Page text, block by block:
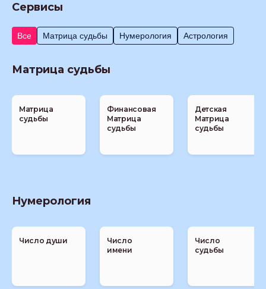
Сервисы
Все Матрица судьбы Нумерология Астрология
Матрица судьбы
Матрица
судьбы
Финансовая
Матрица
судьбы
Детская
Матрица
судьбы
Нумерология
Число души
Число
имени
Число
судьбы